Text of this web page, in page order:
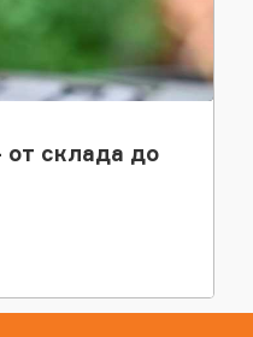
от склада до